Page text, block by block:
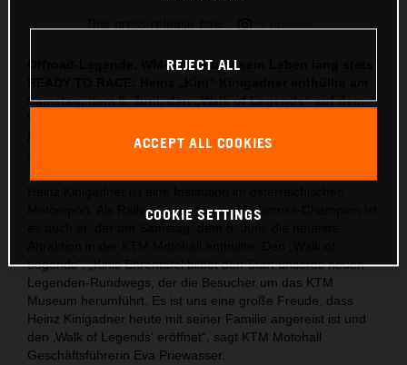
Offroad-Legende, WM-Sieger und sein Leben lang stets
Samstag, dem 8. Juni, den „Walk of Legends“ auf dem
Name am Beginn dieses Rundwegs stehen darf“, zeigt
Motorsport. Als Rallye-Legende und Motocross-Champion ist
Legends“. „Kinis Ehrentafel bildet den Start unseres neuen
Legenden-Rundwegs, der die Besucher um das KTM
Museum herumführt. Es ist uns eine große Freude, dass
Heinz Kinigadner heute mit seiner Familie angereist ist und
den ‚Walk of Legends‘ eröffnet“, sagt KTM Motohall
Geschäftsführerin Eva Priewasser.
REJECT ALL
ACCEPT ALL COOKIES
COOKIE SETTINGS